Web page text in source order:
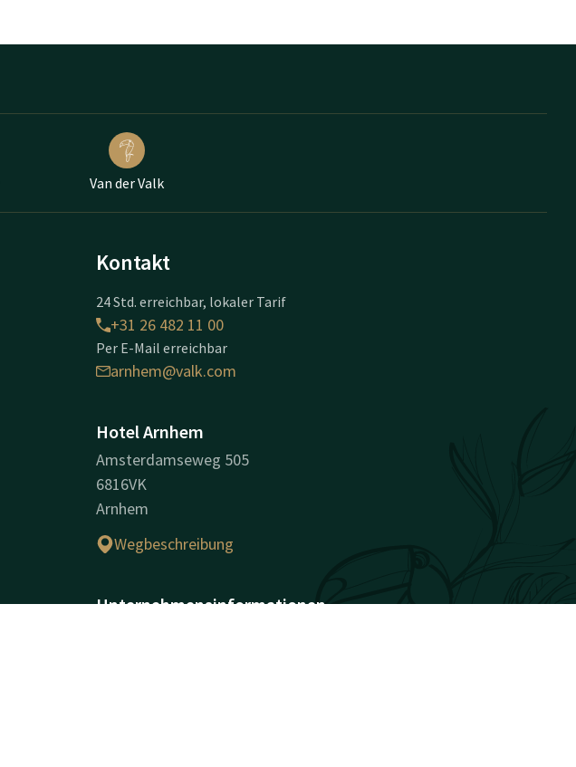
Van der Valk
Kontakt
24 Std. erreichbar, lokaler Tarif
+31 26 482 11 00
Per E-Mail erreichbar
arnhem@valk.com
Hotel Arnhem
Amsterdamseweg 505
6816VK
Arnhem
Wegbeschreibung
Unternehmensinformationen